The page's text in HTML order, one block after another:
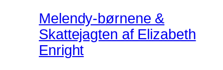
Melendy-børnene &
Skattejagten af Elizabeth
Enright